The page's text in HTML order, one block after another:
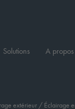
Solutions A
extérieur / Éclairage